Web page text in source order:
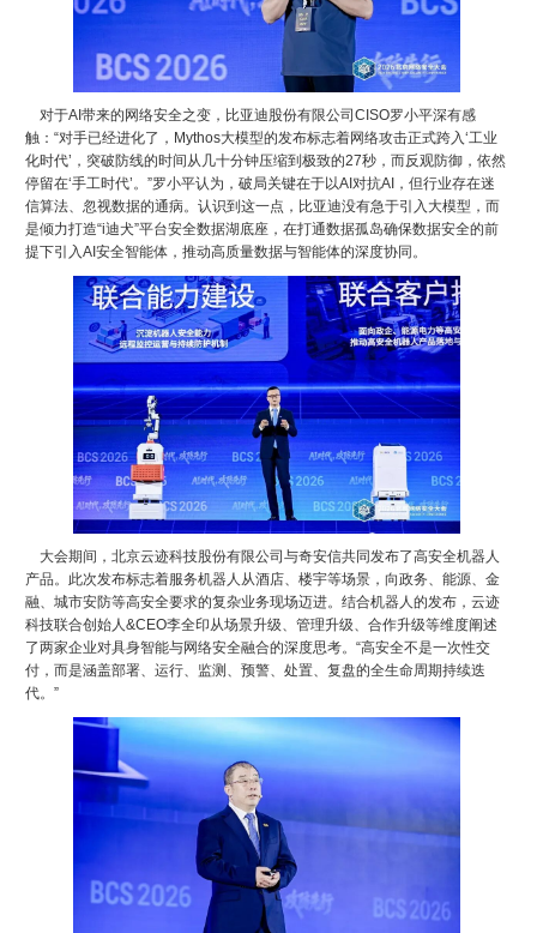
对于AI带来的网络安全之变，比亚迪股份有限公司CISO罗小平深有感
触：“对手已经进化了，Mythos大模型的发布标志着网络攻击正式跨入‘工业
化时代’，突破防线的时间从几十分钟压缩到极致的27秒，而反观防御，依然
停留在‘手工时代’。”罗小平认为，破局关键在于以AI对抗AI，但行业存在迷
信算法、忽视数据的通病。认识到这一点，比亚迪没有急于引入大模型，而
是倾力打造“i迪犬”平台安全数据湖底座，在打通数据孤岛确保数据安全的前
提下引入AI安全智能体，推动高质量数据与智能体的深度协同。
大会期间，北京云迹科技股份有限公司与奇安信共同发布了高安全机器人
产品。此次发布标志着服务机器人从酒店、楼宇等场景，向政务、能源、金
融、城市安防等高安全要求的复杂业务现场迈进。结合机器人的发布，云迹
科技联合创始人&CEO李全印从场景升级、管理升级、合作升级等维度阐述
了两家企业对具身智能与网络安全融合的深度思考。“高安全不是一次性交
付，而是涵盖部署、运行、监测、预警、处置、复盘的全生命周期持续迭
代。”